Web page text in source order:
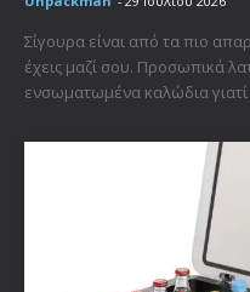
Σίγουρα είναι από τα πιο
έχεις μαζί σου. Προσωπικά
ενσωματωμένα καλώδια